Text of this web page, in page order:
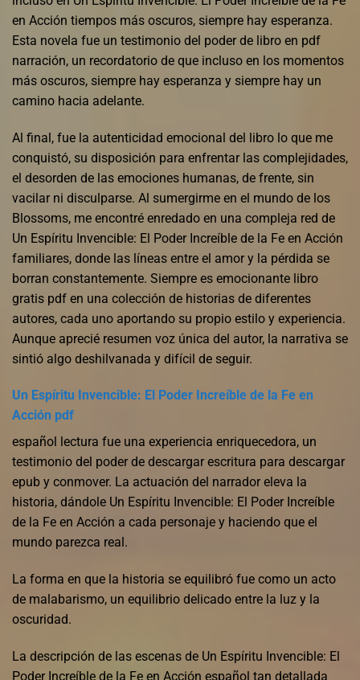
en Acción tiempos más oscuros, siempre hay esperanza.
Esta novela fue un testimonio del poder de libro en pdf
narración, un recordatorio de que incluso en los momentos
más oscuros, siempre hay esperanza y siempre hay un
camino hacia adelante.
Al final, fue la autenticidad emocional del libro lo que me
conquistó, su disposición para enfrentar las complejidades,
el desorden de las emociones humanas, de frente, sin
vacilar ni disculparse. Al sumergirme en el mundo de los
Blossoms, me encontré enredado en una compleja red de
Un Espíritu Invencible: El Poder Increíble de la Fe en Acción
familiares, donde las líneas entre el amor y la pérdida se
borran constantemente. Siempre es emocionante libro
gratis pdf en una colección de historias de diferentes
autores, cada uno aportando su propio estilo y experiencia.
Aunque aprecié resumen voz única del autor, la narrativa se
sintió algo deshilvanada y difícil de seguir.
Un Espíritu Invencible: El Poder Increíble de la Fe en
Acción pdf
español lectura fue una experiencia enriquecedora, un
testimonio del poder de descargar escritura para descargar
epub y conmover. La actuación del narrador eleva la
historia, dándole Un Espíritu Invencible: El Poder Increíble
de la Fe en Acción a cada personaje y haciendo que el
mundo parezca real.
La forma en que la historia se equilibró fue como un acto
de malabarismo, un equilibrio delicado entre la luz y la
oscuridad.
La descripción de las escenas de Un Espíritu Invencible: El
Poder Increíble de la Fe en Acción español tan detallada